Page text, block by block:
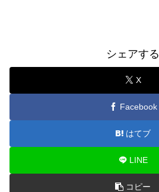
シェアする
X
Facebook
はてブ
LINE
コピー